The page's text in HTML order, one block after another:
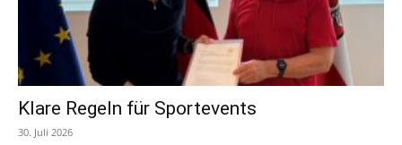
Klare Regeln für Sportevents
30. Juli 2026